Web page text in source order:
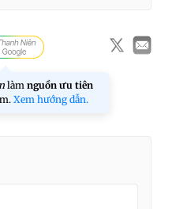
làm nguồn ưu tiên
Xem hướng dẫn.